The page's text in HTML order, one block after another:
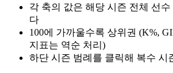
각 축의 값은 해당 시즌 전체 선수
다
100에 가까울수록 상위권 (K%,
지표는 역순 처리)
하단 시즌 범례를 클릭해 복수 시